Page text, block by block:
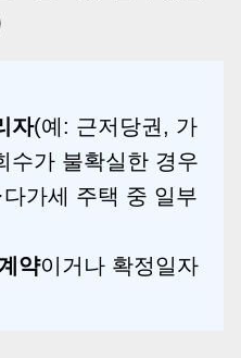
자(예: 근저당권, 가
수가 불확실한 경우
가세 주택 중 일부
약이거나 확정일자